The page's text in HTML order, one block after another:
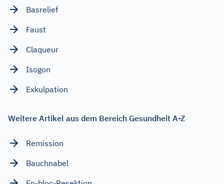
Basrelief
Faust
Claqueur
Isogon
Exkulpation
Weitere Artikel aus dem Bereich Gesundheit A-Z
Remission
Bauchnabel